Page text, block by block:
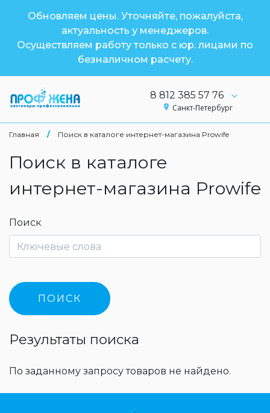
Обновляем цены. Уточняйте, пожалуйста,
актуальность у менеджеров.
Осуществляем работу только с юр. лицами по
безналичном расчету.
8 812 385 57 76
Санкт-Петербург
Главная / Поиск в каталоге интернет-магазина Prowife
Поиск в каталоге
интернет-магазина Prowife
Поиск
Результаты поиска
По заданному запросу товаров не найдено.